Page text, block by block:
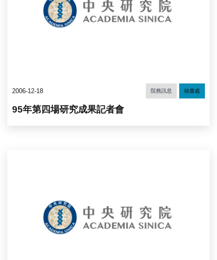
2006-12-18 院務訊息 秘書處
95年第四場研究成果記者會